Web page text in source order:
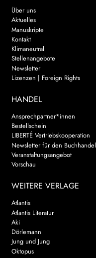
Über uns
Aktuelles
Manuskripte
Kontakt
Klimaneutral
Stellenangebote
Newsletter
Lizenzen | Foreign Rights
HANDEL
Ansprechpartner*innen
Bestellschein
LIBERTÉ Vertriebskooperation
Newsletter für den Buchhandel
Veranstaltungsangebot
Vorschau
WEITERE VERLAGE
Atlantis
Atlantis Literatur
Aki
Dörlemann
Jung und Jung
Oktopus